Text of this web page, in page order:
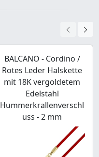
BALCANO - Cordino /
Rotes Leder Halskette
mit 18K vergoldetem
Edelstahl
Hummerkrallenverschl
uss - 2 mm